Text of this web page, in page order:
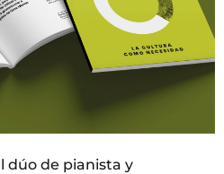
dúo de pianista y